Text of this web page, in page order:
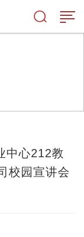
中心212教
校园宣讲会